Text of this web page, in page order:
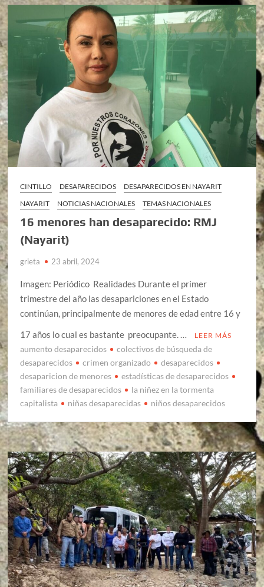
CINTILLO DESAPARECIDOS
DESAPARECIDOS EN NAYARIT
NAYARIT
NOTICIAS NACIONALES TEMAS NACIONALES
16 menores han desaparecido: RMJ
(Nayarit)
grieta 23 abril, 2024
Imagen: Periódico Realidades Durante el primer
trimestre del año las desapariciones en el Estado
continúan, principalmente de menores de edad entre 16 y
17 años lo cual es bastante preocupante. …
LEER MÁS
aumento desaparecidos
colectivos de búsqueda de
desaparecidos
crimen organizado
desaparecidos
desaparicion de menores
estadísticas de desaparecidos
familiares de desaparecidos
la niñez en la tormenta
capitalista
niñas desaparecidas niños desaparecidos